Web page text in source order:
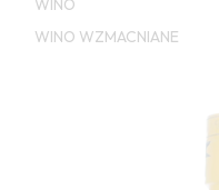
WINO
WINO WZMACNIANE